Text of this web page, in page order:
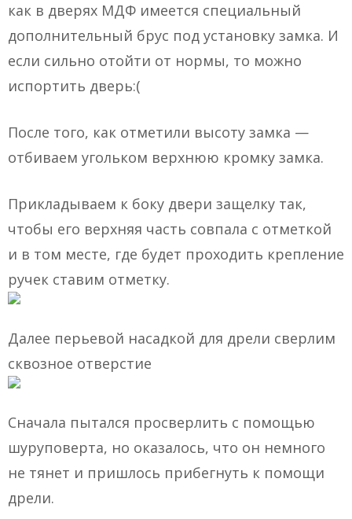
как в дверях МДФ имеется специальный
дополнительный брус под установку замка. И
если сильно отойти от нормы, то можно
испортить дверь:(
После того, как отметили высоту замка —
отбиваем угольком верхнюю кромку замка.
Прикладываем к боку двери защелку так,
чтобы его верхняя часть совпала с отметкой
и в том месте, где будет проходить крепление
ручек ставим отметку.
Далее перьевой насадкой для дрели сверлим
сквозное отверстие
Сначала пытался просверлить с помощью
шуруповерта, но оказалось, что он немного
не тянет и пришлось прибегнуть к помощи
дрели.